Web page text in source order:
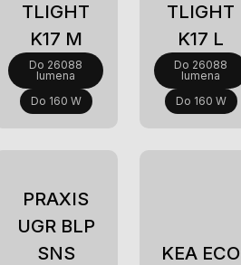
TLIGHT
K17 M
Do 26088
lumena
Do 160 W
TLIGHT
K17 L
Do 26088
lumena
Do 160 W
PRAXIS
UGR BLP
SNS
KEA ECO